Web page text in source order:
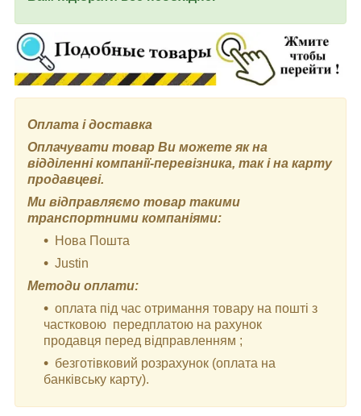
Оплата і доставка
Оплачувати товар Ви можете як на
відділенні компанії-перевізника, так і на карту
продавцеві.
Ми відправляємо товар такими
транспортними компаніями:
Нова Пошта
Justin
Методи оплати:
оплата під час отримання товару на пошті з
частковою передплатою на рахунок
продавця перед відправленням ;
безготівковий розрахунок (оплата на
банківську карту).